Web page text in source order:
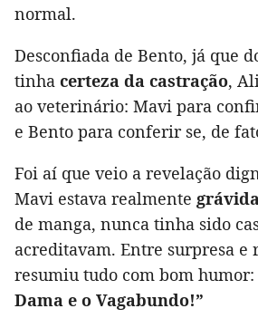
normal.
Desconfiada de Bento, já que
tinha certeza da castração,
ao veterinário: Mavi para
e Bento para conferir se, de
Foi aí que veio a revelação
Mavi estava realmente
de manga, nunca tinha sido
acreditavam. Entre surpresa e
resumiu tudo com bom humor:
Dama e o Vagabundo!”